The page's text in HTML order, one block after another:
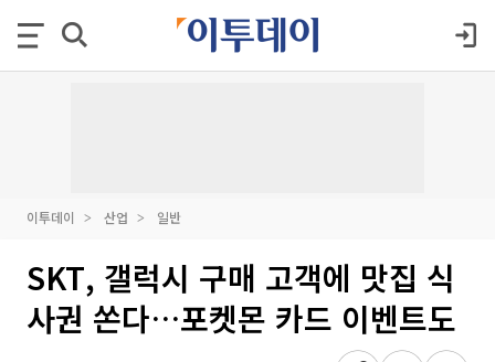
이투데이 산업 일반
SKT, 갤럭시 구매 고객에 맛집 식
사권 쏜다…포켓몬 카드 이벤트도